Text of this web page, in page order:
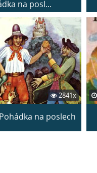
na posl...
2841x
na poslech